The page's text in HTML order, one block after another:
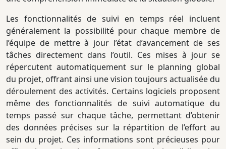
Les fonctionnalités de suivi en temps réel incluent
généralement la possibilité pour chaque membre de
l’équipe de mettre à jour l’état d’avancement de ses
tâches directement dans l’outil. Ces mises à jour se
répercutent automatiquement sur le planning global
du projet, offrant ainsi une vision toujours actualisée du
déroulement des activités. Certains logiciels proposent
même des fonctionnalités de suivi automatique du
temps passé sur chaque tâche, permettant d’obtenir
des données précises sur la répartition de l’effort au
sein du projet. Ces informations sont précieuses pour